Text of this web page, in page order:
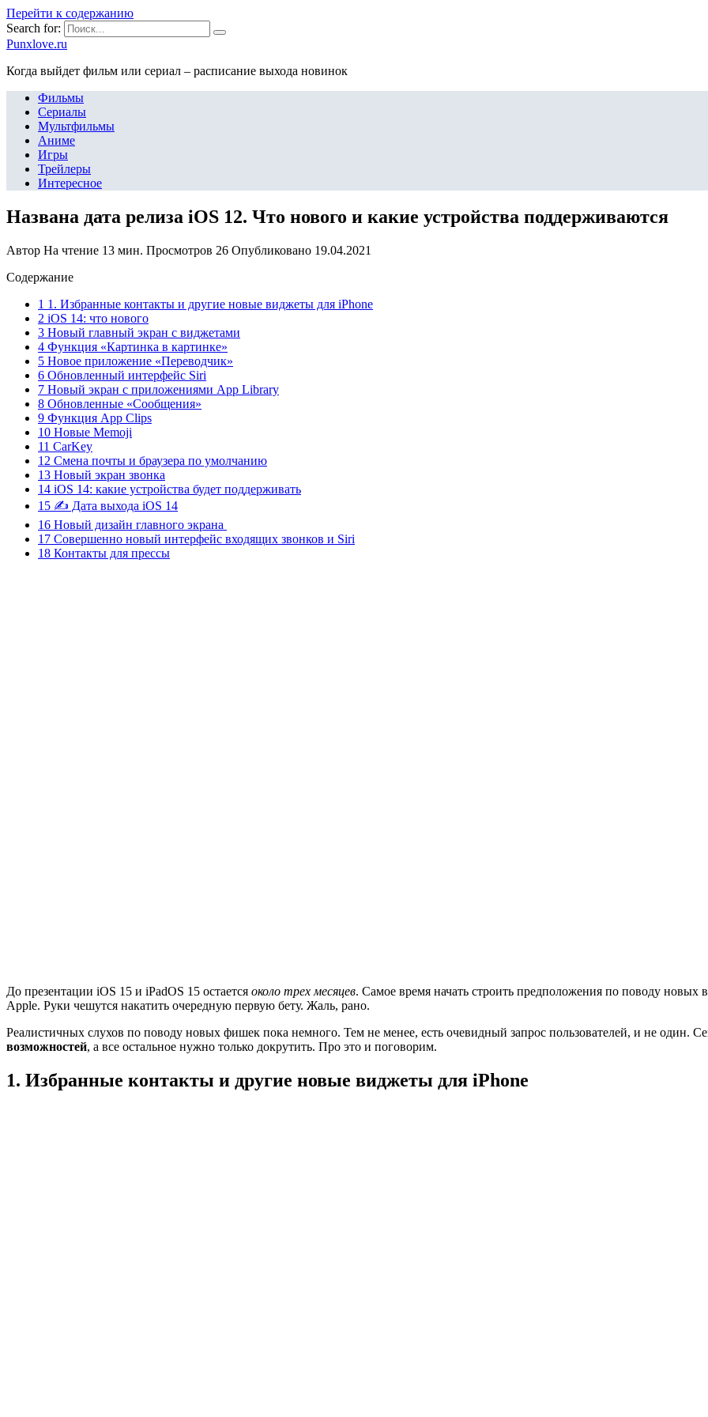
Перейти к содержанию
Search for:
Punxlove.ru
Когда выйдет фильм или сериал – расписание выхода новинок
Фильмы
Сериалы
Мультфильмы
Аниме
Игры
Трейлеры
Интересное
Названа дата релиза iOS 12. Что нового и какие устройства поддерживаются
Автор На чтение 13 мин. Просмотров 26 Опубликовано 19.04.2021
Содержание
1 1. Избранные контакты и другие новые виджеты для iPhone
2 iOS 14: что нового
3 Новый главный экран с виджетами
4 Функция «Картинка в картинке»
5 Новое приложение «Переводчик»
6 Обновленный интерфейс Siri
7 Новый экран с приложениями App Library
8 Обновленные «Сообщения»
9 Функция App Clips
10 Новые Memoji
11 CarKey
12 Смена почты и браузера по умолчанию
13 Новый экран звонка
14 iOS 14: какие устройства будет поддерживать
15 ✍️ Дата выхода iOS 14
16 Новый дизайн главного экрана
17 Совершенно новый интерфейс входящих звонков и Siri
18 Контакты для прессы
До презентации iOS 15 и iPadOS 15 остается около трех месяцев. Самое время начать строить предположения по поводу
Apple. Руки чешутся накатить очередную первую бету. Жаль, рано.
Реалистичных слухов по поводу новых фишек пока немного. Тем не менее, есть очевидный запрос пользователей, и не один.
возможностей, а все остальное нужно только докрутить. Про это и поговорим.
1. Избранные контакты и другие новые виджеты для iPhone